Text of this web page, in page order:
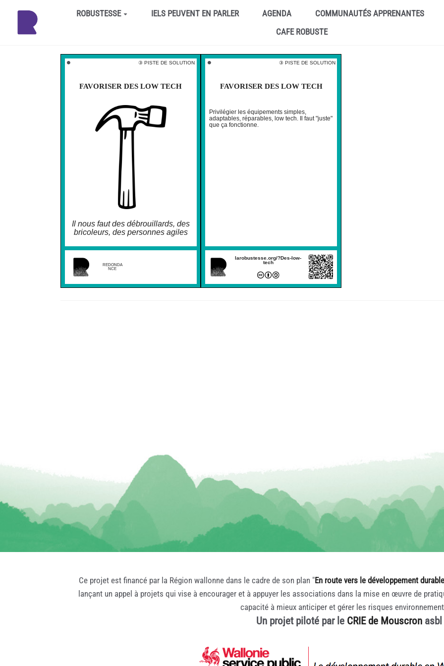
Aller au contenu principalROBUSTESSE IELS PEUVENT EN PARLER AGENDA
COMMUNAUTÉS APPRENANTES
CAFE ROBUSTE
⚫️ ③ PISTE DE SOLUTION
FAVORISER DES LOW TECH
Il nous faut des débrouillards, des
bricoleurs, des personnes agiles
REDONDA
NCE
⚫️ ③ PISTE DE SOLUTION
FAVORISER DES LOW TECH
Privilégier les équipements simples,
adaptables, réparables, low tech. Il faut "juste"
que ça fonctionne.
larobustesse.org/?Des-low-
tech
Ce projet est financé par la Région wallonne dans le cadre de son plan "En route vers le développement durable
lançant un appel à projets qui vise à encourager et à appuyer les associations dans la mise en œuvre de
capacité à mieux anticiper et gérer les risques
Un projet piloté par le CRIE de Mouscronasbl